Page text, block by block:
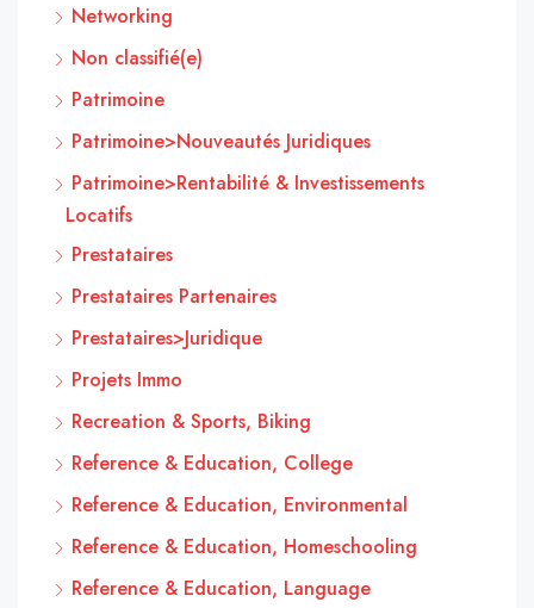
Networking
Non classifié(e)
Patrimoine
Patrimoine>Nouveautés Juridiques
Patrimoine>Rentabilité & Investissements
Locatifs
Prestataires
Prestataires Partenaires
Prestataires>Juridique
Projets Immo
Recreation & Sports, Biking
Reference & Education, College
Reference & Education, Environmental
Reference & Education, Homeschooling
Reference & Education, Language